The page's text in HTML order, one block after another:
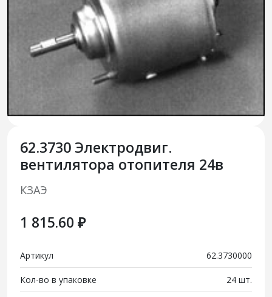
62.3730 Электродвиг.
вентилятора отопителя 24в
КЗАЭ
1 815.60 ₽
Артикул 62.3730000
Кол-во в упаковке 24 шт.